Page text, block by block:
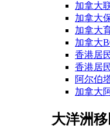
加拿大
加拿大
加拿大
加拿大
香港居
香港居
阿尔伯
加拿大
大洋洲